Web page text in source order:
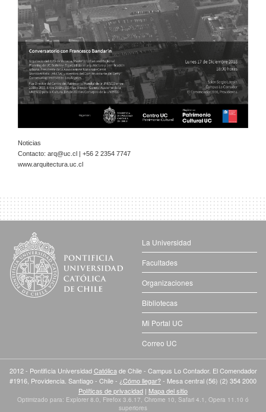
Noticias
Contacto: arq@uc.cl | +56 2 2354 7747
www.arquitectura.uc.cl
La Universidad
Facultades
Organizaciones
Bibliotecas
Mi Portal UC
Correo UC
2012 - Pontificia UniversidadCatólica de Chile - Campus Lo Contador. El Comendador
#1916, Providencia. Santiago - Chile - ¿Cómo llegar?- Mesa central (56) (2) 354 2000
Políticas de privacidad | Mapa del sitio
Optimizado para: Explorer 8.0, Firefox 3.6.17, Chrome 10, Safari 4.1, Opera 11.10 ó
superiores